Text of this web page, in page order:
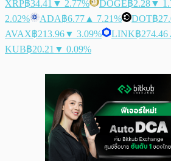
XRP฿34.41 ▼ 2.77% DOGE฿2.28▼
2.02%
ADA฿6.77 ▲ 7.21% DOT฿
AVAX฿213.96▼ 3.09% LINK฿274.46
KUB฿20.21 ▼ 0.09%